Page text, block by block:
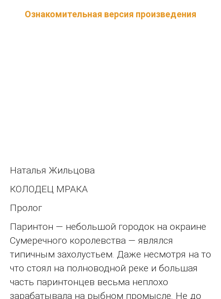
Ознакомительная версия произведения
Наталья Жильцова
КОЛОДЕЦ МРАКА
Пролог
Паринтон — небольшой городок на окраине
Сумеречного королевства — являлся
типичным захолустьем. Даже несмотря на то
что стоял на полноводной реке и большая
часть паринтонцев весьма неплохо
зарабатывала на рыбном промысле. Не до